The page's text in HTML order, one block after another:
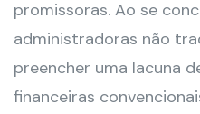
promissoras. Ao se
administradoras não
preencher uma lacuna
financeiras